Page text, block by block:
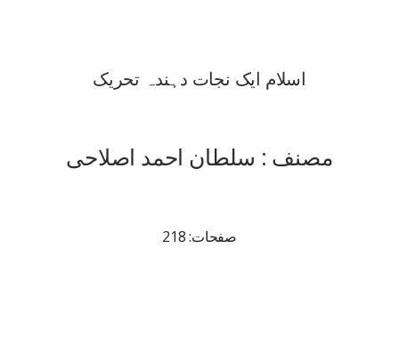
اسلام ایک نجات دہندہ تحریک
مصنف : سلطان احمد اصلاحی
صفحات: 218